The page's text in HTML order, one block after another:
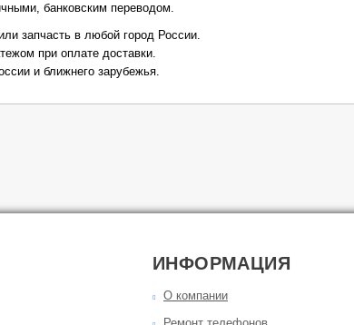
банковским переводом.
запчасть в любой город России.
при оплате доставки.
и ближнего зарубежья.
ИНФОРМАЦИЯ
О компании